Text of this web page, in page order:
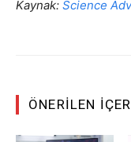
Kaynak: Science
ÖNERILEN